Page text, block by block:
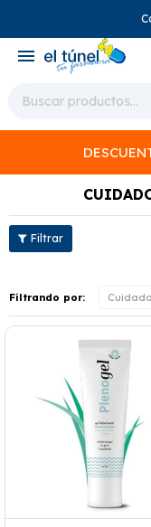
menu
Filtrando por:
close